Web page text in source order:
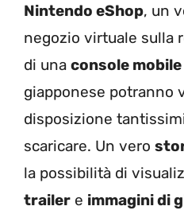
Nintendo eShop, un
negozio virtuale sulla
di una console mobile
giapponese potranno
disposizione
scaricare. Un vero
la possibilità di
trailer e immagini di